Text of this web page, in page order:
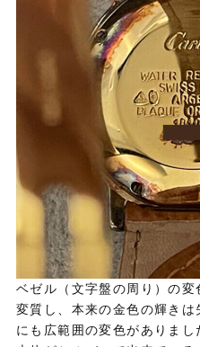
ベゼル（文字盤の周り）の
変質し、本来の金色の輝き
にも広範囲の変色がありま